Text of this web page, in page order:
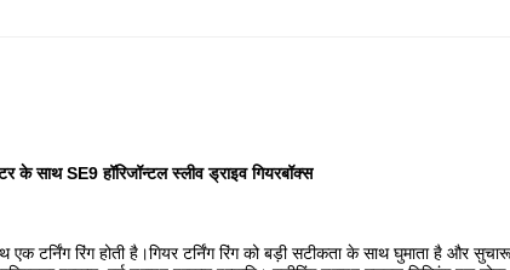
के साथ SE9 हॉरिजॉन्टल स्लीव ड्राइव गियरबॉक्स
टर्निंग रिंग होती है।गियर टर्निंग रिंग को बड़ी सटीकता के साथ घुमाता है और